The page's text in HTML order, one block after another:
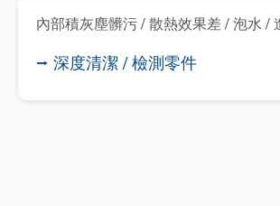
內部積灰塵髒污 / 散熱效果差 / 泡水 /
⭢ 深度清潔 / 檢測零件